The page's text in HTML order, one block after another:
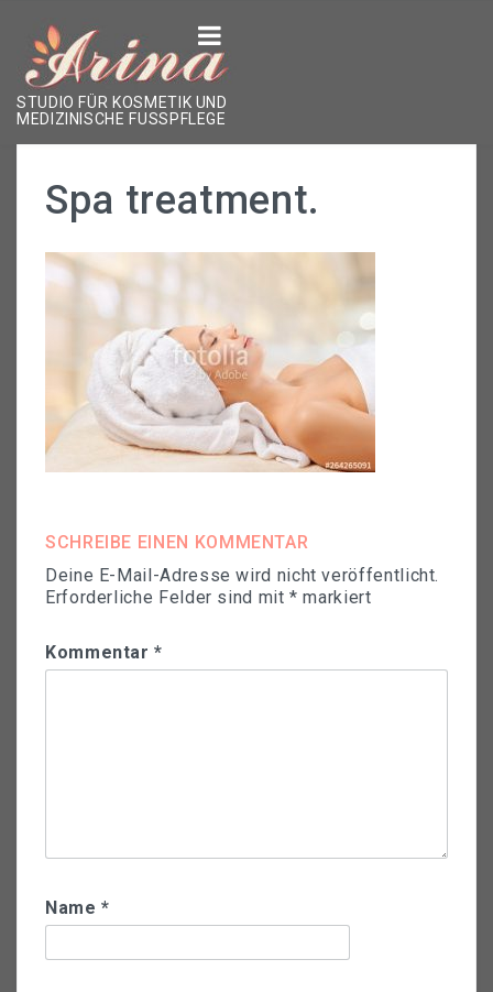
STUDIO FÜR KOSMETIK UND
MEDIZINISCHE FUSSPFLEGE
LEISTUNGEN
Kosmetikbehandlungen
Form & Farbe
ÜBER MICH
KONTAKT
Spa treatment.
SCHREIBE EINEN KOMMENTAR
Deine E-Mail-Adresse wird nicht veröffentlicht.
Erforderliche Felder sind mit* markiert
Kommentar*
Name*